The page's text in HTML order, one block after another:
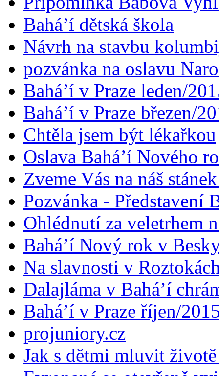
Bahá’í dětská škola
Návrh na stavbu
pozvánka na oslavu
Bahá’í v Praze leden/
Bahá’í v Praze březen/
Chtěla jsem být lékařkou
Oslava Bahá’í Nového
Zveme Vás na náš
Pozvánka - Představení
Ohlédnutí za veletrhem
Bahá’í Nový rok v
Na slavnosti v
Dalajláma v Bahá’í
Bahá’í v Praze říjen/
projuniory.cz
Jak s dětmi mluvit